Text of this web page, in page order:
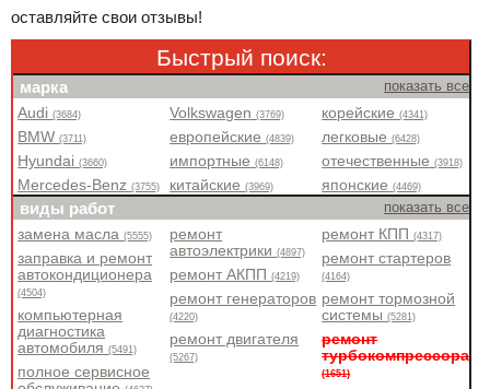
оставляйте свои отзывы!
Быстрый поиск:
марка показать все
Audi(3684)
BMW(3711)
Hyundai(3660)
Mercedes-Benz(3755)
Volkswagen(3769)
европейские(4839)
импортные(6148)
китайские(3969)
корейские(4341)
легковые(6428)
отечественные(3918)
японские(4469)
виды работ показать все
замена масла(5555)
заправка и ремонт
автокондиционера
(4504)
компьютерная
диагностика
автомобиля(5491)
полное сервисное
ремонт
автоэлектрики(4897)
ремонт АКПП(4219)
ремонт генераторов
(4220)
ремонт двигателя
(5267)
ремонт КПП(4317)
ремонт стартеров
(4164)
ремонт тормозной
системы(5281)
ремонт
турбокомпрессора
(1651)